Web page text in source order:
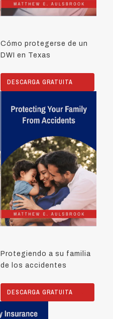
Cómo protegerse de un
DWI en Texas
DESCARGA GRATUITA
Protegiendo a su familia
de los accidentes
DESCARGA GRATUITA